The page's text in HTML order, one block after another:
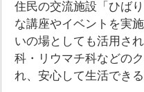
住民の交流施設「ひば
な講座やイベントを実
いの場としても活用さ
科・リウマチ科などの
れ、安心して生活できる